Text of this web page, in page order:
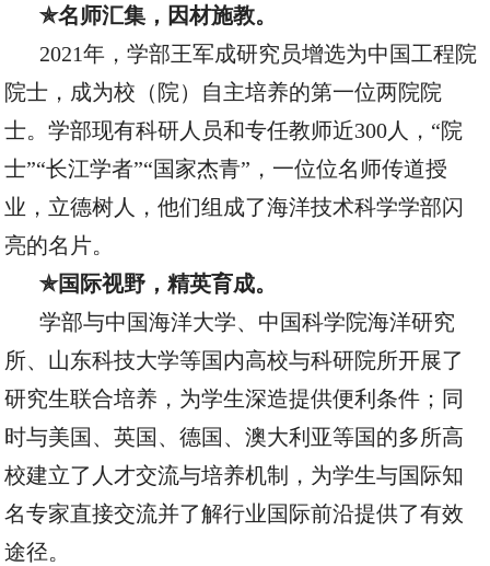
✯名师汇集，因材施教。
2021年，学部王军成研究员增选为中国工程院
院士，成为校（院）自主培养的第一位两院院
士。学部现有科研人员和专任教师近300人，“院
士”“长江学者”“国家杰青”，一位位名师传道授
业，立德树人，他们组成了海洋技术科学学部闪
亮的名片。
✯国际视野，精英育成。
学部与中国海洋大学、中国科学院海洋研究
所、山东科技大学等国内高校与科研院所开展了
研究生联合培养，为学生深造提供便利条件；同
时与美国、英国、德国、澳大利亚等国的多所高
校建立了人才交流与培养机制，为学生与国际知
名专家直接交流并了解行业国际前沿提供了有效
途径。